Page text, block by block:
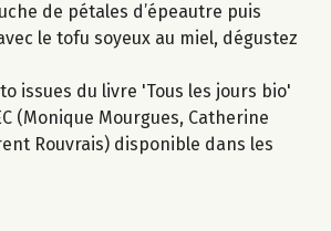
de pétales d’épeautre puis
le tofu soyeux au miel, dégustez
issues du livre 'Tous les jours bio'
(Monique Mourgues, Catherine
Rouvrais) disponible dans les